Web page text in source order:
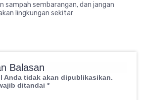
sampah sembarangan, dan jangan
lingkungan sekitar
Balasan
Anda tidak akan dipublikasikan.
ditandai *